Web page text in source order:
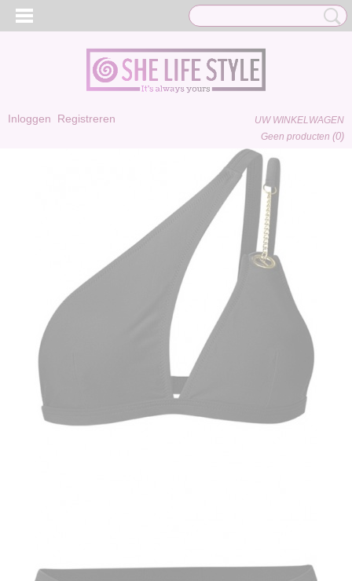
Inloggen Registreren
UW WINKELWAGEN
Geen producten (0)